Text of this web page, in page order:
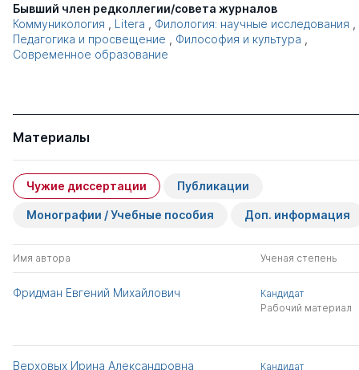
Бывший член редколлегии/совета журналов
Коммуникология
Litera Филология: научные исследования
Педагогика и просвещение
Философия и культура
Современное образование
Материалы
Чужие диссертации Публикации
Монографии / Учебные пособия Доп. информация
Имя автора Ученая степень
Фридман Евгений Михайлович
Кандидат
Рабочий материал
Верховых Ирина Александровна
Кандидат